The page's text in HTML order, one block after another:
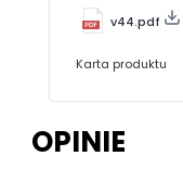
v44.pdf
Karta produktu
OPINIE